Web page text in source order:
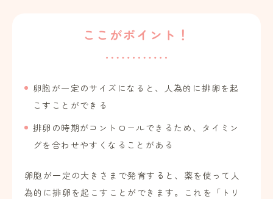
ここがポイント！
卵胞が一定のサイズになると、人為的に排卵を起
こすことができる
排卵の時期がコントロールできるため、タイミン
グを合わせやすくなることがある
卵胞が一定の大きさまで発育すると、薬を使って人
為的に排卵を起こすことができます。これを「トリ